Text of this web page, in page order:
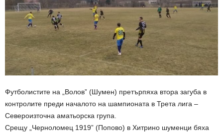
Футболистите на „Волов” (Шумен) претърпяха втора загуба в
контролите преди началото на шампионата в Трета лига –
Североизточна аматьорска група.
Срещу „Черноломец 1919” (Попово) в Хитрино шуменци бяха